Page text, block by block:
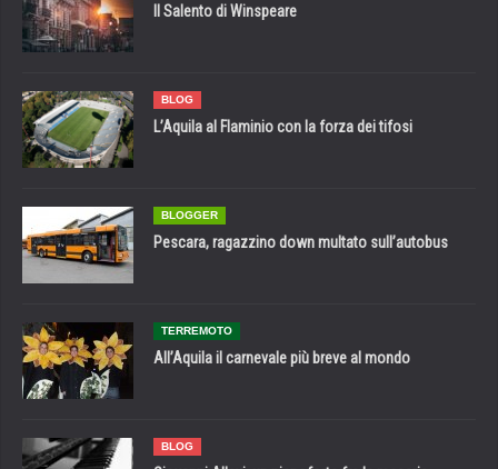
Il Salento di Winspeare
BLOG
L’Aquila al Flaminio con la forza dei tifosi
BLOGGER
Pescara, ragazzino down multato sull’autobus
TERREMOTO
All’Aquila il carnevale più breve al mondo
BLOG